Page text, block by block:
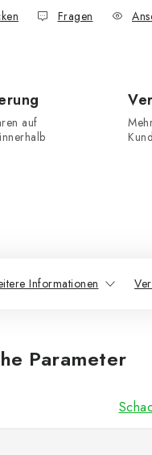
Fragen
auf
Informationen
Parameter